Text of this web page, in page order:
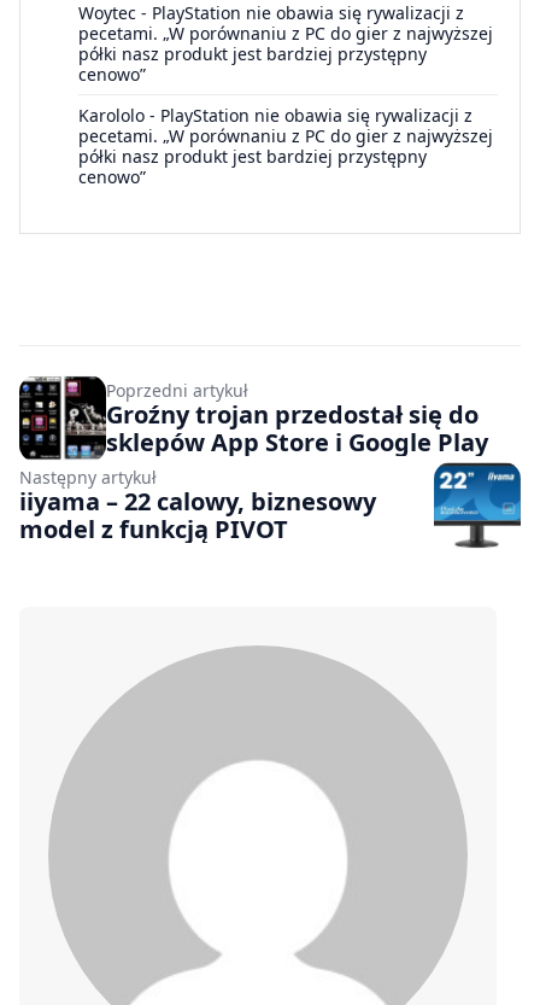
Woytec - PlayStation nie obawia się rywalizacji z
pecetami. „W porównaniu z PC do gier z najwyższej
półki nasz produkt jest bardziej przystępny
cenowo”
Karololo - PlayStation nie obawia się rywalizacji z
pecetami. „W porównaniu z PC do gier z najwyższej
półki nasz produkt jest bardziej przystępny
cenowo”
Poprzedni artykuł
Groźny trojan przedostał się do
sklepów App Store i Google Play
Następny artykuł
iiyama – 22 calowy, biznesowy
model z funkcją PIVOT